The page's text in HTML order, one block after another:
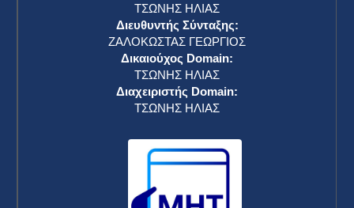
ΤΣΩΝΗΣ ΗΛΙΑΣ
Διευθυντής Σύνταξης:
ΖΑΛΟΚΩΣΤΑΣ ΓΕΩΡΓΙΟΣ
Δικαιούχος Domain:
ΤΣΩΝΗΣ ΗΛΙΑΣ
Διαχειριστής Domain:
ΤΣΩΝΗΣ ΗΛΙΑΣ